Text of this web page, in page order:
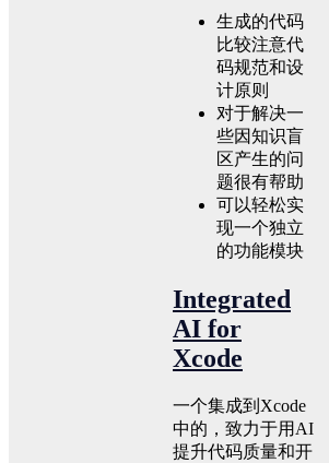
生成的代码
比较注意代
码规范和设
计原则
对于解决一
些因知识盲
区产生的问
题很有帮助
可以轻松实
现一个独立
的功能模块
Integrated
AI for
Xcode
一个集成到Xcode
中的，致力于用AI
提升代码质量和开